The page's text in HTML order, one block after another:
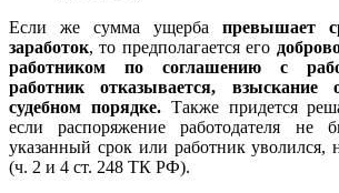
Если же сумма ущерба превышает
заработок, то предполагается его
работником по соглашению с
работник отказывается, взыскание
судебном порядке.Также придется
если распоряжение работодателя не
указанный срок или работник уволился,
(ч. 2 и 4 ст. 248 ТК РФ).